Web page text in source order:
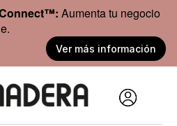
Aumenta tu negocio
Ver más información